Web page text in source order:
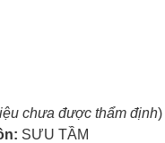
chưa được thẩm định)
SƯU TẦM